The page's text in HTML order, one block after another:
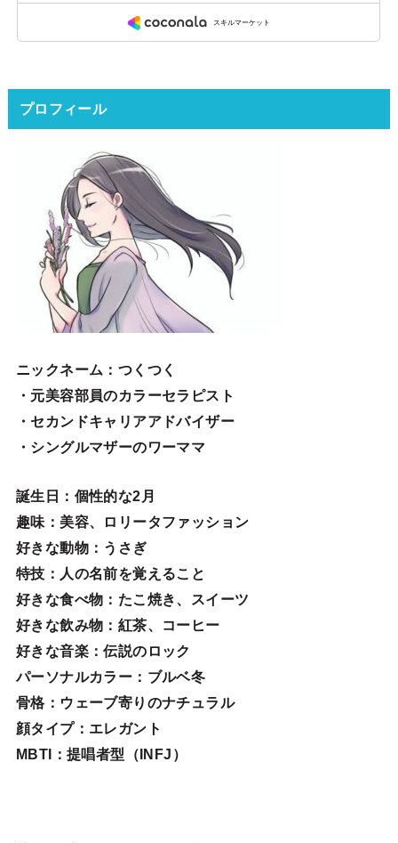
プロフィール
ニックネーム ：つくつく
・元美容部員のカラーセラピスト
・セカンドキャリアアドバイザー
・シングルマザーのワーママ
誕生日 ：個性的な2月
趣味 ：美容、ロリータファッション
好きな動物：うさぎ
特技 ：人の名前を覚えること
好きな食べ物 ：たこ焼き、スイーツ
好きな飲み物：紅茶、コーヒー
好きな音楽：伝説のロック
パーソナルカラー：ブルベ冬
骨格：ウェーブ寄りのナチュラル
顔タイプ：エレガン ト
MBTI：提唱者型（INFJ）